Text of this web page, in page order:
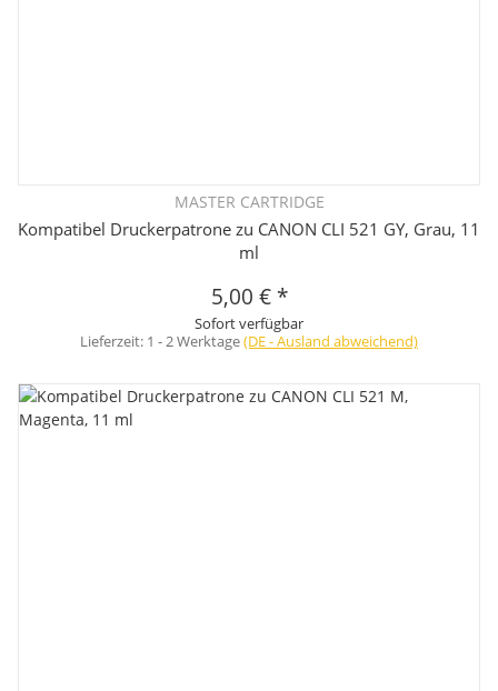
MASTER CARTRIDGE
Kompatibel Druckerpatrone zu CANON CLI 521 GY, Grau, 11
ml
5,00 € *
Sofort verfügbar
Lieferzeit: 1 - 2 Werktage(DE - Ausland abweichend)